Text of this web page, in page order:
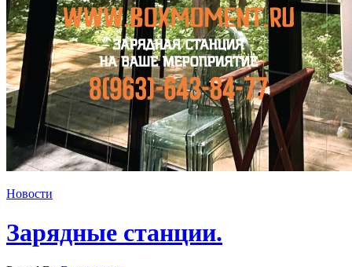
Новости
Зарядные станции.